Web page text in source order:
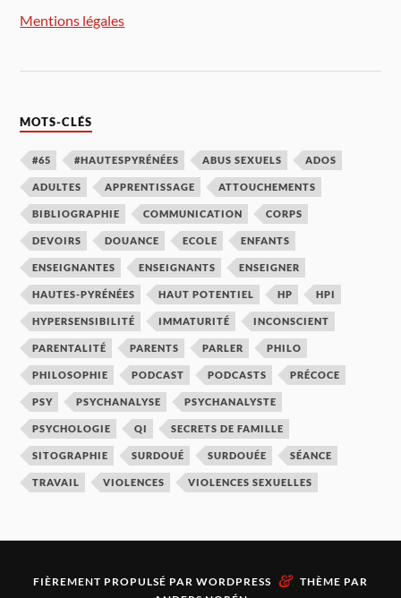
Mentions légales
MOTS-CLÉS
#65 #HAUTESPYRÉNÉES ABUS SEXUELS ADOS
ADULTES APPRENTISSAGE ATTOUCHEMENTS
BIBLIOGRAPHIE COMMUNICATION CORPS
DEVOIRS DOUANCE ECOLE ENFANTS
ENSEIGNANTES ENSEIGNANTS ENSEIGNER
HAUTES-PYRÉNÉES HAUT POTENTIEL HP HPI
HYPERSENSIBILITÉ IMMATURITÉ INCONSCIENT
PARENTALITÉ PARENTS PARLER PHILO
PHILOSOPHIE PODCAST PODCASTS PRÉCOCE
PSY PSYCHANALYSE PSYCHANALYSTE
PSYCHOLOGIE QI SECRETS DE FAMILLE
SITOGRAPHIE SURDOUÉ SURDOUÉE SÉANCE
TRAVAIL VIOLENCES VIOLENCES SEXUELLES
FIÈREMENT PROPULSÉ PAR WORDPRESS & THÈME PAR